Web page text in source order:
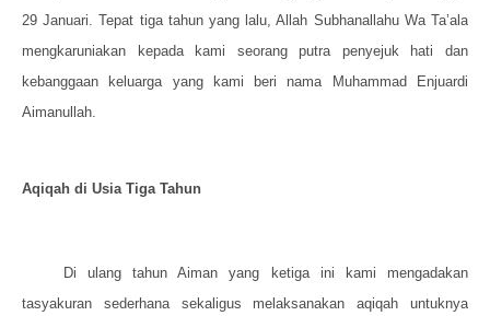
29 Januari. Tepat tiga tahun yang lalu, Allah Subhanallahu Wa Ta’ala
mengkaruniakan kepada kami seorang putra penyejuk hati dan
kebanggaan keluarga yang kami beri nama Muhammad Enjuardi
Aimanullah.
Aqiqah di Usia Tiga Tahun
Di ulang tahun Aiman yang ketiga ini kami mengadakan
tasyakuran sederhana sekaligus melaksanakan aqiqah untuknya